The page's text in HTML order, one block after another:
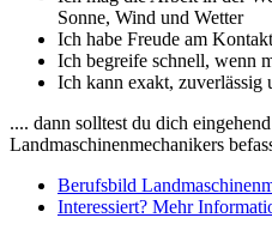
Sonne, Wind und Wetter
Ich habe Freude am
Ich begreife schnell, wenn
Ich kann exakt, zuverlässig
.... dann solltest du dich
Landmaschinenmechanikers
Berufsbild
Interessiert? Mehr